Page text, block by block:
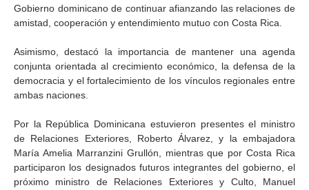
Gobierno dominicano de continuar afianzando las relaciones de
amistad, cooperación y entendimiento mutuo con Costa Rica.
Asimismo, destacó la importancia de mantener una agenda
conjunta orientada al crecimiento económico, la defensa de la
democracia y el fortalecimiento de los vínculos regionales entre
ambas naciones.
Por la República Dominicana estuvieron presentes el ministro
de Relaciones Exteriores, Roberto Álvarez, y la embajadora
María Amelia Marranzini Grullón, mientras que por Costa Rica
participaron los designados futuros integrantes del gobierno, el
próximo ministro de Relaciones Exteriores y Culto, Manuel